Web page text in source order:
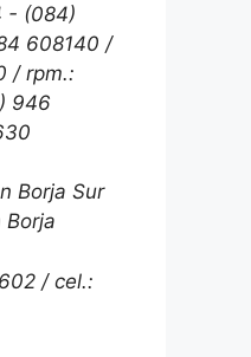
- (084)
608140 /
/ rpm.:
946
Borja Sur
Borja
/ cel.: